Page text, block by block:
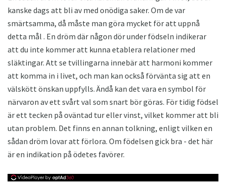
kanske dags att bli av med onödiga saker. Om de var
smärtsamma, då måste man göra mycket för att uppnå
detta mål . En dröm där någon dör under födseln indikerar
att du inte kommer att kunna etablera relationer med
släktingar. Att se tvillingarna innebär att harmoni kommer
att komma in i livet, och man kan också förvänta sig att en
välskött önskan uppfylls. Ändå kan det vara en symbol för
närvaron av ett svårt val som snart bör göras. För tidig födsel
är ett tecken på oväntad tur eller vinst, vilket kommer att bli
utan problem. Det finns en annan tolkning, enligt vilken en
sådan dröm lovar att förlora. Om födelsen gick bra - det här
är en indikation på ödetes favörer.